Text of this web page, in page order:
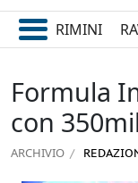
RIMINI
Formula
con
ARCHIVIO